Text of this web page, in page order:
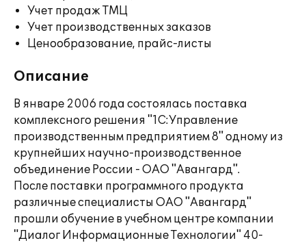
Учет продаж ТМЦ
Учет производственных заказов
Ценообразование, прайс-листы
Описание
В январе 2006 года состоялась поставка
комплексного решения "1С:Управление
производственным предприятием 8" одному из
крупнейших научно-производственное
объединение России - ОАО "Авангард".
После поставки программного продукта
различные специалисты ОАО "Авангард"
прошли обучение в учебном центре компании
"Диалог Информационные Технологии" 40-